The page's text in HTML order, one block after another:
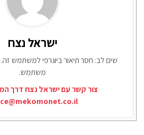
ישראל נצח
שים לב: חסר תיאור ביוגרפי למשתמש
משתמש.
צור קשר עם ישראל נצח דרך